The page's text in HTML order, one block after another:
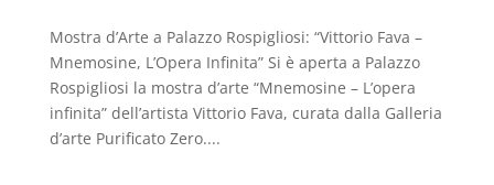
Mostra d’Arte a Palazzo Rospigliosi: “Vittorio Fava –
Mnemosine, L’Opera Infinita” Si è aperta a Palazzo
Rospigliosi la mostra d’arte “Mnemosine – L’opera
infinita” dell’artista Vittorio Fava, curata dalla Galleria
d’arte Purificato Zero....